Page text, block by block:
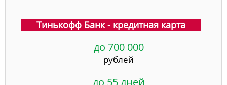
Тинькофф Банк - кредитная карта
до 700 000
рублей
до 55 дней